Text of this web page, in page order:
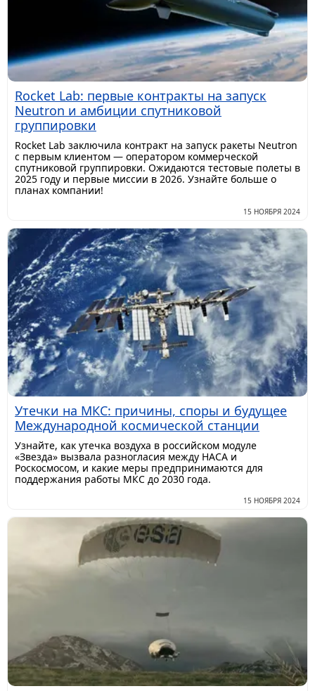
Rocket Lab: первые контракты на запуск
Neutron и амбиции спутниковой
группировки
Rocket Lab заключила контракт на запуск ракеты Neutron
с первым клиентом — оператором коммерческой
спутниковой группировки. Ожидаются тестовые полеты в
2025 году и первые миссии в 2026. Узнайте больше о
планах компании!
15 НОЯБРЯ 2024
Утечки на МКС: причины, споры и будущее
Международной космической станции
Узнайте, как утечка воздуха в российском модуле
«Звезда» вызвала разногласия между НАСА и
Роскосмосом, и какие меры предпринимаются для
поддержания работы МКС до 2030 года.
15 НОЯБРЯ 2024